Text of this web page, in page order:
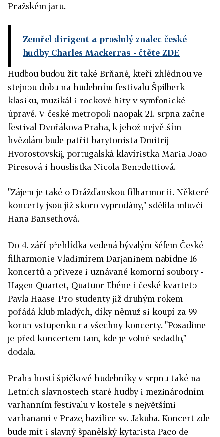
Pražském jaru.
Zemřel dirigent a proslulý znalec české
hudby Charles Mackerras - čtěte ZDE
Hudbou budou žít také Brňané, kteří zhlédnou ve
stejnou dobu na hudebním festivalu Špilberk
klasiku, muzikál i rockové hity v symfonické
úpravě. V české metropoli naopak 21. srpna začne
festival Dvořákova Praha, k jehož největším
hvězdám bude patřit barytonista Dmitrij
Hvorostovskij, portugalská klavíristka Maria Joao
Piresová i houslistka Nicola Benedettiová.
"Zájem je také o Drážďanskou filharmonii. Některé
koncerty jsou již skoro vyprodány," sdělila mluvčí
Hana Bansethová.
Do 4. září přehlídka vedená bývalým šéfem České
filharmonie Vladimírem Darjaninem nabídne 16
koncertů a přiveze i uznávané komorní soubory -
Hagen Quartet, Quatuor Ebéne i české kvarteto
Pavla Haase. Pro studenty již druhým rokem
pořádá klub mladých, díky němuž si koupí za 99
korun vstupenku na všechny koncerty. "Posadíme
je před koncertem tam, kde je volné sedadlo,"
dodala.
Praha hostí špičkové hudebníky v srpnu také na
Letních slavnostech staré hudby i mezinárodním
varhanním festivalu v kostele s největšími
varhanami v Praze, bazilice sv. Jakuba. Koncert zde
bude mít i slavný španělský kytarista Paco de